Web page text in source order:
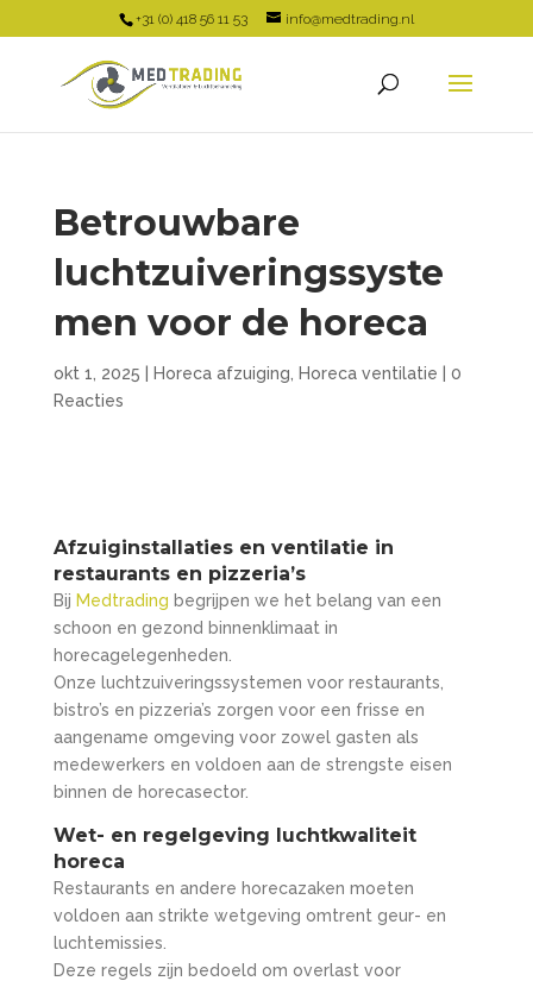
+31 (0) 418 56 11 53 info@medtrading.nl
Betrouwbare
luchtzuiveringssyste
men voor de horeca
okt 1, 2025 Horeca afzuiging Horeca ventilatie
0
Reacties
Afzuiginstallaties en ventilatie in
restaurants en pizzeria’s
Bij Medtrading begrijpen we het belang van een
schoon en gezond binnenklimaat in
horecagelegenheden.
Onze luchtzuiveringssystemen voor restaurants,
bistro’s en pizzeria’s zorgen voor een frisse en
aangename omgeving voor zowel gasten als
medewerkers en voldoen aan de strengste eisen
binnen de horecasector.
Wet- en regelgeving luchtkwaliteit
horeca
Restaurants en andere horecazaken moeten
voldoen aan strikte wetgeving omtrent geur- en
luchtemissies.
Deze regels zijn bedoeld om overlast voor